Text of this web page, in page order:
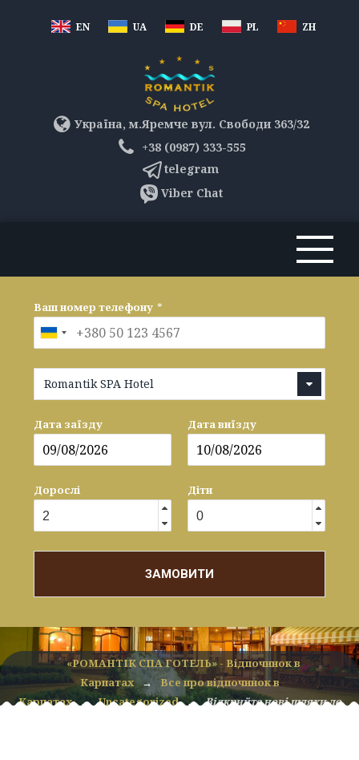
EN UA DE PL ZH
Україна, м.Яремче вул. Свободи 363/32
+38 (0987) 333-555
telegram
Viber Chat
Ваш номер телефону *
Romantik SPA Hotel
Дата заїзду Дата виїзду
Дорослі Діти
ЗАМОВИТИ
«РОМАНТІК СПА ГОТЕЛЬ» - Відпочинок в
Карпатах →
Все про відпочинок в
Карпатах
→ Uncategorized → Відкрийте нові шляхи до